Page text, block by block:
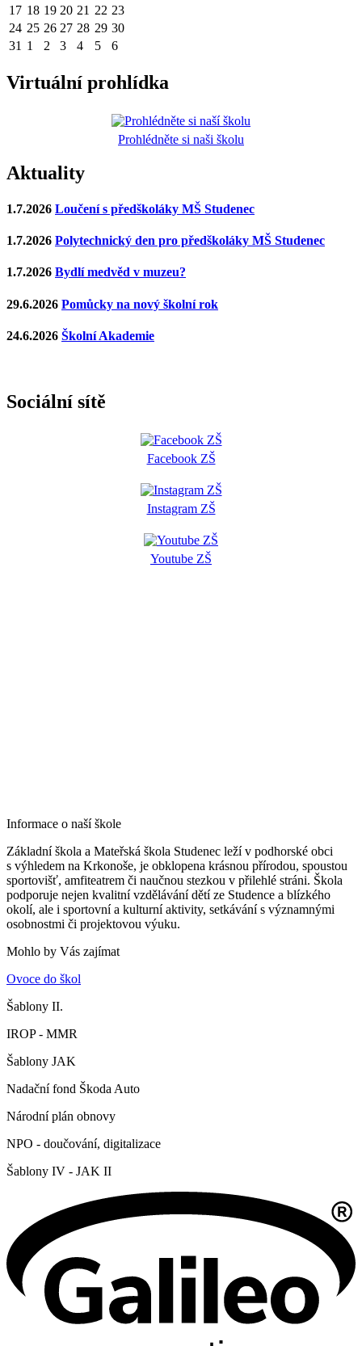
17 18 19 20 21 22 23
24 25 26 27 28 29 30
31 1 2 3 4 5 6
Virtuální prohlídka
Prohlédněte si naši školu
Aktuality
1.7.2026 Loučení s předškoláky MŠ Studenec
1.7.2026 Polytechnický den pro předškoláky MŠ Studenec
1.7.2026 Bydlí medvěd v muzeu?
29.6.2026 Pomůcky na nový školní rok
24.6.2026 Školní Akademie
Sociální sítě
Facebook ZŠ
Instagram ZŠ
Youtube ZŠ
Informace o naší škole
Základní škola a Mateřská škola Studenec leží v podhorské obci
s výhledem na Krkonoše, je obklopena krásnou přírodou, spoustou
sportovišť, amfiteatrem či naučnou stezkou v přilehlé stráni. Škola
podporuje nejen kvalitní vzdělávání dětí ze Studence a blízkého
okolí, ale i sportovní a kulturní aktivity, setkávání s významnými
osobnostmi či projektovou výuku.
Mohlo by Vás zajímat
Ovoce do škol
Šablony II.
IROP - MMR
Šablony JAK
Nadační fond Škoda Auto
Národní plán obnovy
NPO - doučování, digitalizace
Šablony IV - JAK II